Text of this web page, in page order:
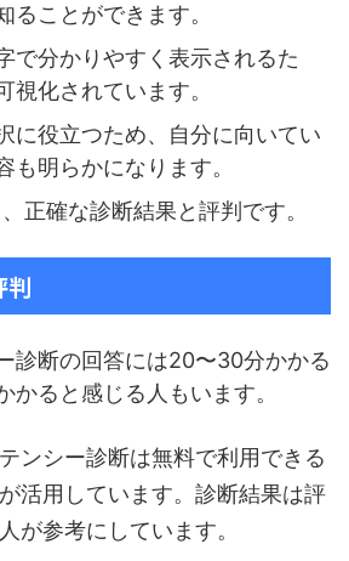
ることができます。
で分かりやすく表示されるた
視化されています。
に役立つため、自分に向いてい
も明らかになります。
正確な診断結果と評判です。
判
診断の回答には20〜30分かかる
かると感じる人もいます。
ンシー診断は無料で利用できる
活用しています。診断結果は評
が参考にしています。